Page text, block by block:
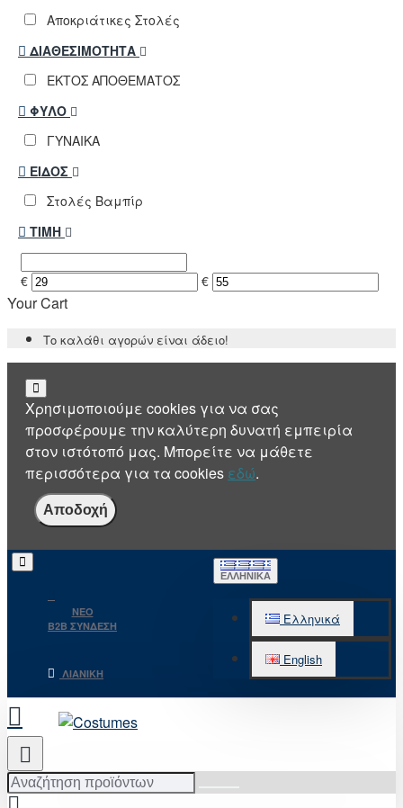
Αποκριάτικες Στολές
ΔΙΑΘΕΣΙΜΌΤΗΤΑ
ΕΚΤΟΣ ΑΠΟΘΕΜΑΤΟΣ
ΦΎΛΟ
ΓΥΝΑΙΚΑ
ΕΊΔΟΣ
Στολές Βαμπίρ
ΤΙΜΉ
€ €
Your Cart
Το καλάθι αγορών είναι άδειο!
Χρησιμοποιούμε cookies για να σας
προσφέρουμε την καλύτερη δυνατή εμπειρία
στον ιστότοπό μας. Μπορείτε να μάθετε
περισσότερα για τα cookies εδώ.
Αποδοχή
NEO
B2B ΣΥΝΔΕΣΗ
ΛΙΑΝΙΚΉ
ΕΛΛΗΝΙΚΆ
Ελληνικά
English
Αναζήτηση
προϊόντων